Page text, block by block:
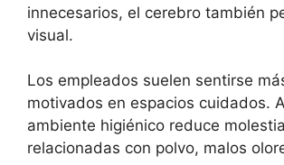
innecesarios, el cerebro también
visual.
Los empleados suelen sentirse
motivados en espacios cuidados.
ambiente higiénico reduce
relacionadas con polvo, malos